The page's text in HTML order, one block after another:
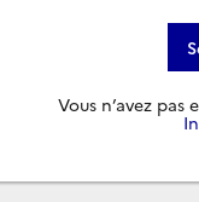
Vous n’avez